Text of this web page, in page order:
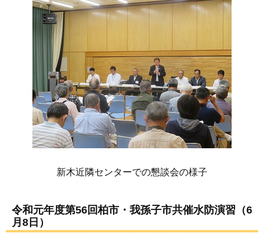
新木近隣センターでの懇談会の様子
令和元年度第56回柏市・我孫子市共催水防演習（6
月8日）